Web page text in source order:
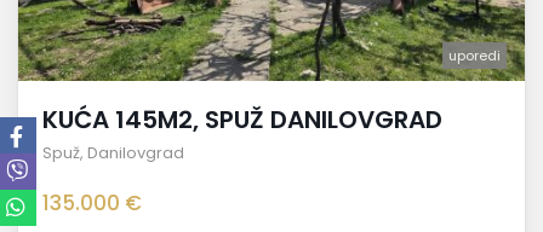
uporedi
KUĆA 145M2, SPUŽ DANILOVGRAD
Spuž, Danilovgrad
135.000 €